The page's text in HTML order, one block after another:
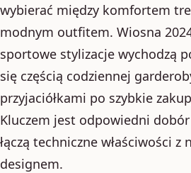
wybierać między komfortem
modnym outfitem. Wiosna
sportowe stylizacje wychodzą
się częścią codziennej
przyjaciółkami po szybkie
Kluczem jest odpowiedni
łączą techniczne właściwości z
designem.